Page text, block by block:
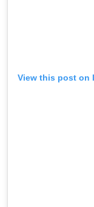
View this post on